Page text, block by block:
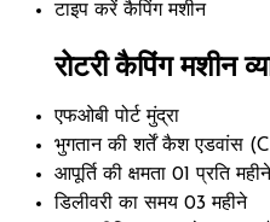
टाइप करें कैपिंग मशीन
रोटरी कैपिंग मशीन
एफओबी पोर्ट मुंद्रा
भुगतान की शर्तें कैश एडवांस
आपूर्ति की क्षमता 01 प्रति महीने
डिलीवरी का समय 03 महीने